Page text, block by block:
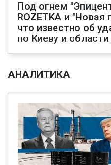
Под огнем
ROZETKA и "Новая
что известно об
по Киеву и области
АНАЛИТИКА